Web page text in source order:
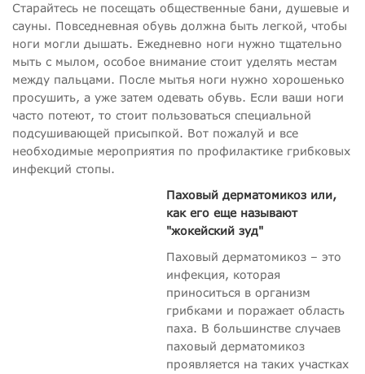
Старайтесь не посещать общественные бани, душевые и
сауны. Повседневная обувь должна быть легкой, чтобы
ноги могли дышать. Ежедневно ноги нужно тщательно
мыть с мылом, особое внимание стоит уделять местам
между пальцами. После мытья ноги нужно хорошенько
просушить, а уже затем одевать обувь. Если ваши ноги
часто потеют, то стоит пользоваться специальной
подсушивающей присыпкой. Вот пожалуй и все
необходимые мероприятия по профилактике грибковых
инфекций стопы.
Паховый дерматомикоз или,
как его еще называют
"жокейский зуд"
Паховый дерматомикоз – это
инфекция, которая
приноситься в организм
грибками и поражает область
паха. В большинстве случаев
паховый дерматомикоз
проявляется на таких участках